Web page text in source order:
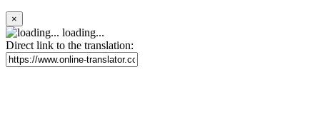
×
loading...
Direct link to the translation: